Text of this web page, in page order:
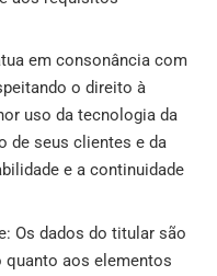
em consonância com
o direito à
uso da tecnologia da
de seus clientes e da
e a continuidade
Os dados do titular são
aos elementos